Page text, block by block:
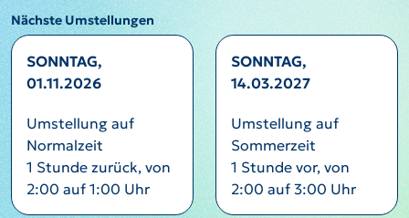
Nächste Umstellungen
SONNTAG,
01.11.2026
Umstellung auf
Normalzeit
1 Stunde zurück, von
2:00 auf 1:00 Uhr
SONNTAG,
14.03.2027
Umstellung auf
Sommerzeit
1 Stunde vor, von
2:00 auf 3:00 Uhr